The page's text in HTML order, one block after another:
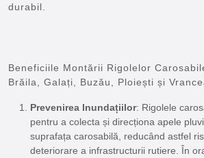
durabil.
Beneficiile Montării Rigolelor
Brăila, Galați, Buzău, Ploiești și
Prevenirea Inundațiilor: Rigolele
pentru a colecta și direcționa apele
suprafața carosabilă, reducând astfel
deteriorare a infrastructurii rutiere. În